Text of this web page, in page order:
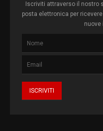
Iscriviti attraverso il nostro
posta elettronica per
nuove